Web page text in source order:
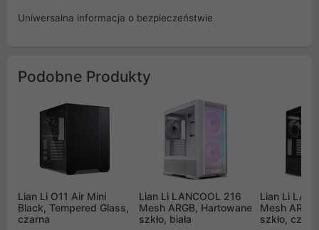
Uniwersalna informacja o bezpieczeństwie
Podobne Produkty
Lian Li O11 Air Mini
Black, Tempered Glass,
czarna
Lian Li LANCOOL 216
Mesh ARGB, Hartowane
szkło, biała
Lian Li
Mesh
szkło,